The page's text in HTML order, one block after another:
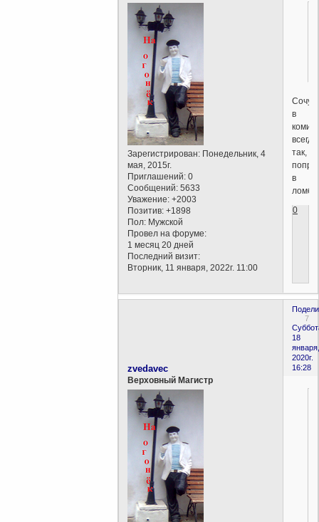
Зарегистрирован: Понедельник, 4
мая, 2015г.
Приглашений: 0
Сообщений: 5633
Уважение: +2003
Позитив: +1898
Пол: Мужской
Провел на форуме:
1 месяц 20 дней
Последний визит:
Вторник, 11 января, 2022г. 11:00
в
всегда
так,
в
0
7
18
января,
2020г.
16:28
zvedavec
Верховный Магистр